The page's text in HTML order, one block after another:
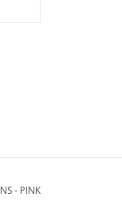
- PINK